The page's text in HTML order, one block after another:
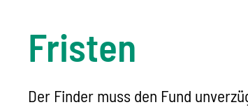
Fristen
Der Finder muss den Fund